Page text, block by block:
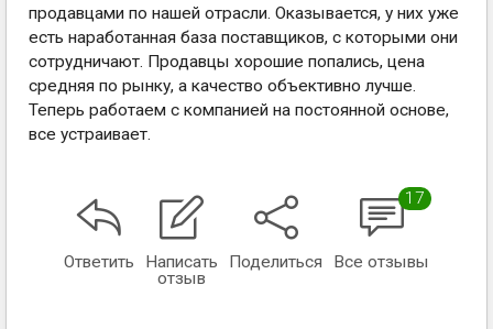
продавцами по нашей отрасли. Оказывается, у них уже
есть наработанная база поставщиков, с которыми они
сотрудничают. Продавцы хорошие попались, цена
средняя по рынку, а качество объективно лучше.
Теперь работаем с компанией на постоянной основе,
все устраивает.
Ответить
Написать
отзыв
Поделиться
17
Все отзывы